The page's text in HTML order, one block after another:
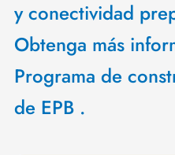
y conectividad
Obtenga más
Programa de
de EPB .